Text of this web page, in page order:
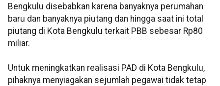
Bengkulu disebabkan karena banyaknya perumahan
baru dan banyaknya piutang dan hingga saat ini total
piutang di Kota Bengkulu terkait PBB sebesar Rp80
miliar.
Untuk meningkatkan realisasi PAD di Kota Bengkulu,
pihaknya menyiagakan sejumlah pegawai tidak tetap